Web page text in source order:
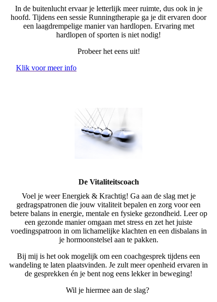
In de buitenlucht ervaar je letterlijk meer ruimte, dus ook in je
hoofd. Tijdens een sessie Runningtherapie ga je dit ervaren door
een laagdrempelige manier van hardlopen. Ervaring met
hardlopen of sporten is niet nodig!
Probeer het eens uit!
Klik voor meer info
De Vitaliteitscoach
Voel je weer Energiek & Krachtig! Ga aan de slag met je
gedragspatronen die jouw vitaliteit bepalen en zorg voor een
betere balans in energie, mentale en fysieke gezondheid. Leer op
een gezonde manier omgaan met stress en zet het juiste
voedingspatroon in om lichamelijke klachten en een disbalans in
je hormoonstelsel aan te pakken.
Bij mij is het ook mogelijk om een coachgesprek tijdens een
wandeling te laten plaatsvinden. Je zult meer openheid ervaren in
de gesprekken én je bent nog eens lekker in beweging!
Wil je hiermee aan de slag?